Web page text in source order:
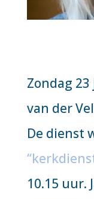
Zondag
van der
De dienst
10.15 uur.